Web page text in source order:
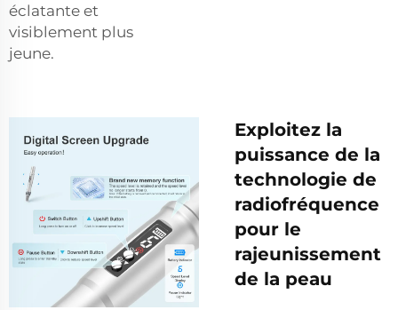
éclatante et
visiblement plus
jeune.
Exploitez la
puissance de la
technologie de
radiofréquence
pour le
rajeunissement
de la peau